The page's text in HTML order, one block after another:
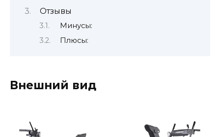
Отзывы
Минусы:
Плюсы:
Внешний вид